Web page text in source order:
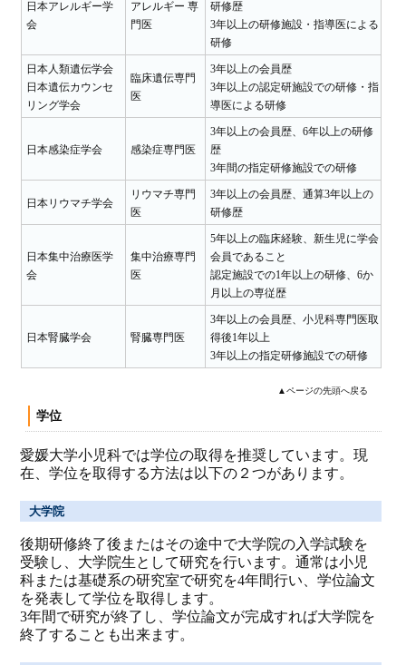
日本アレルギー学
会
アレルギー 専
門医
研修歴
3年以上の研修施設・指導医による
研修
日本人類遺伝学会
日本遺伝カウンセ
リング学会
臨床遺伝専門
医
3年以上の会員歴
3年以上の認定研施設での研修・指
導医による研修
日本感染症学会 感染症専門医
3年以上の会員歴、6年以上の研修
歴
3年間の指定研修施設での研修
日本リウマチ学会
リウマチ専門
医
3年以上の会員歴、通算3年以上の
研修歴
日本集中治療医学
会
集中治療専門
医
5年以上の臨床経験、新生児に学会
会員であること
認定施設での1年以上の研修、6か
月以上の専従歴
日本腎臓学会 腎臓専門医
3年以上の会員歴、小児科専門医取
得後1年以上
3年以上の指定研修施設での研修
▲ページの先頭へ戻る
学位
愛媛大学小児科では学位の取得を推奨しています。現
在、学位を取得する方法は以下の２つがあります。
大学院
後期研修終了後またはその途中で大学院の入学試験を
受験し、大学院生として研究を行います。通常は小児
科または基礎系の研究室で研究を4年間行い、学位論文
を発表して学位を取得します。
3年間で研究が終了し、学位論文が完成すれば大学院を
終了することも出来ます。